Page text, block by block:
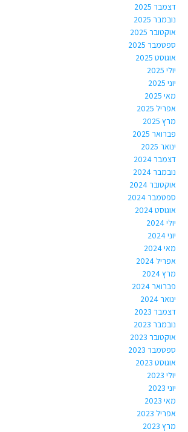
דצמבר 2025
נובמבר 2025
אוקטובר 2025
ספטמבר 2025
אוגוסט 2025
יולי 2025
יוני 2025
מאי 2025
אפריל 2025
מרץ 2025
פברואר 2025
ינואר 2025
דצמבר 2024
נובמבר 2024
אוקטובר 2024
ספטמבר 2024
אוגוסט 2024
יולי 2024
יוני 2024
מאי 2024
אפריל 2024
מרץ 2024
פברואר 2024
ינואר 2024
דצמבר 2023
נובמבר 2023
אוקטובר 2023
ספטמבר 2023
אוגוסט 2023
יולי 2023
יוני 2023
מאי 2023
אפריל 2023
מרץ 2023